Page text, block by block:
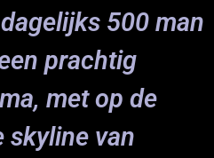
500 man
prachtig
met op de
skyline van